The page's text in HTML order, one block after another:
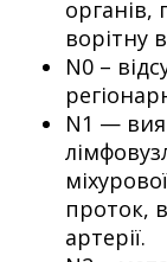
органів,
ворітну
N0 –
N1 —
проток,
артерії.